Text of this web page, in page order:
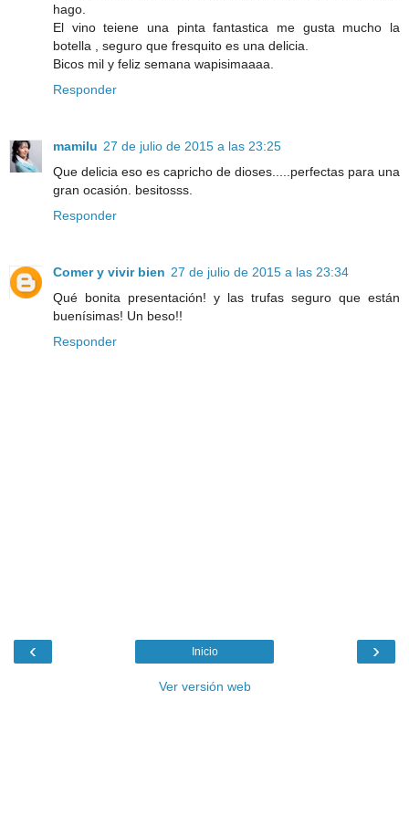
hago.
El vino teiene una pinta fantastica me gusta mucho la
botella , seguro que fresquito es una delicia.
Bicos mil y feliz semana wapisimaaaa.
Responder
mamilu 27 de julio de 2015 a las 23:25
Que delicia eso es capricho de dioses.....perfectas para una
gran ocasión. besitosss.
Responder
Comer y vivir bien 27 de julio de 2015 a las 23:34
Qué bonita presentación! y las trufas seguro que están
buenísimas! Un beso!!
Responder
‹ ›
Inicio
Ver versión web